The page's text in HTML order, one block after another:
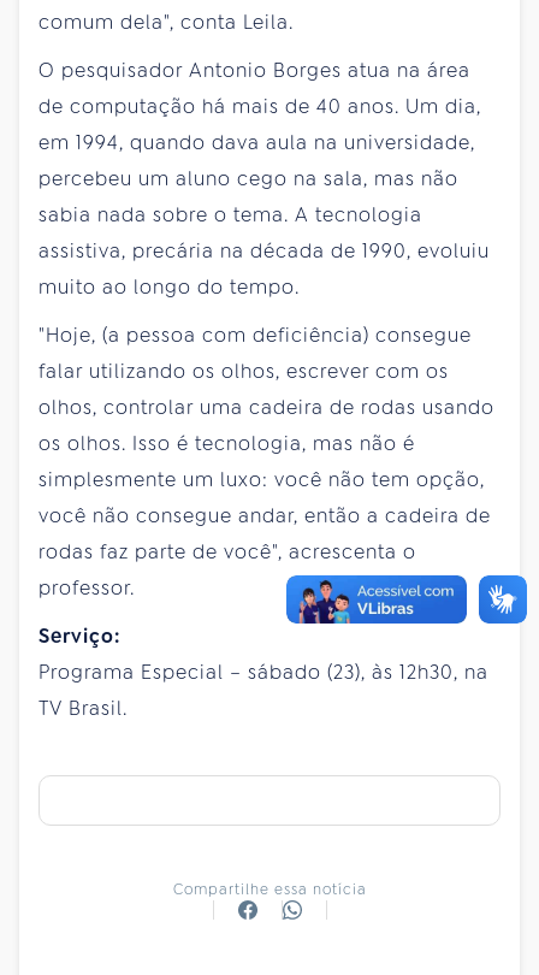
comum dela", conta Leila.
O pesquisador Antonio Borges atua na área
de computação há mais de 40 anos. Um dia,
em 1994, quando dava aula na universidade,
percebeu um aluno cego na sala, mas não
sabia nada sobre o tema. A tecnologia
assistiva, precária na década de 1990, evoluiu
muito ao longo do tempo.
"Hoje, (a pessoa com deficiência) consegue
falar utilizando os olhos, escrever com os
olhos, controlar uma cadeira de rodas usando
os olhos. Isso é tecnologia, mas não é
simplesmente um luxo: você não tem opção,
você não consegue andar, então a cadeira de
rodas faz parte de você", acrescenta o
professor.
Serviço:
Programa Especial – sábado (23), às 12h30, na
TV Brasil.
Compartilhe essa notícia